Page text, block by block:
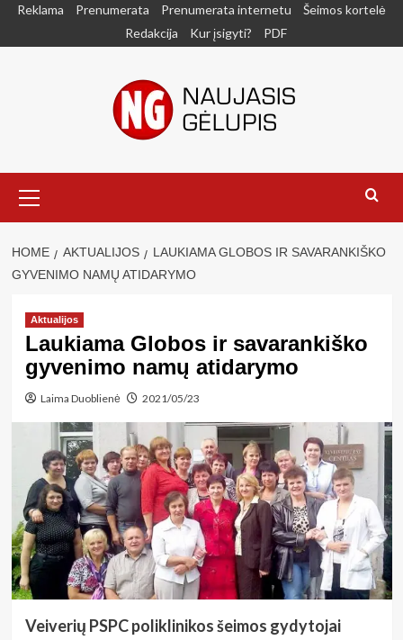
SkipReklama Prenumerata Prenumerata internetu
Šeimos kortelė
Redakcija
Kur įsigyti? PDF
Menu
HOME AKTUALIJOS
LAUKIAMA GLOBOS IR SAVARANKIŠKO
GYVENIMO NAMŲ ATIDARYMO
Aktualijos
Laukiama Globos ir savarankiško
gyvenimo namų atidarymo
Laima Duoblienė 2021/05/23
Veiverių PSPC poliklinikos šeimos gydytojai